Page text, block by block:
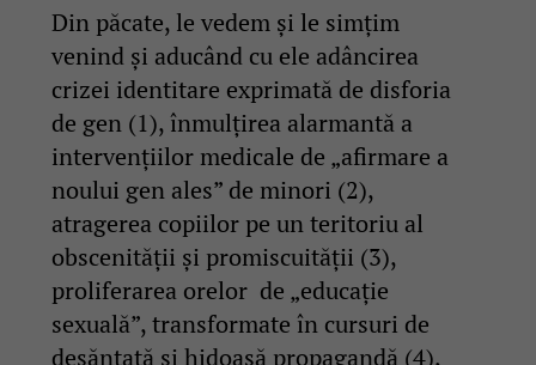
Din păcate, le vedem și le simțim
venind și aducând cu ele adâncirea
crizei identitare exprimată de disforia
de gen (1), înmulțirea alarmantă a
intervențiilor medicale de „afirmare a
noului gen ales” de minori (2),
atragerea copiilor pe un teritoriu al
obscenității și promiscuității (3),
proliferarea orelor de „educație
sexuală”, transformate în cursuri de
deșănțată și hidoasă propagandă (4),